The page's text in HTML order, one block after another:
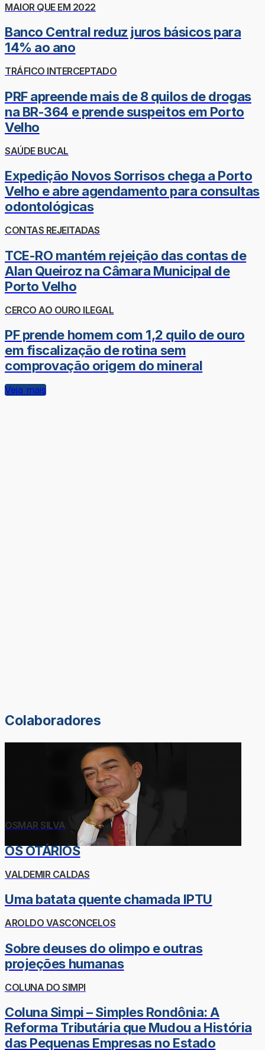
MAIOR QUE EM 2022
Banco Central reduz juros básicos para
14% ao ano
TRÁFICO INTERCEPTADO
PRF apreende mais de 8 quilos de drogas
na BR-364 e prende suspeitos em Porto
Velho
SAÚDE BUCAL
Expedição Novos Sorrisos chega a Porto
Velho e abre agendamento para consultas
odontológicas
CONTAS REJEITADAS
TCE-RO mantém rejeição das contas de
Alan Queiroz na Câmara Municipal de
Porto Velho
CERCO AO OURO ILEGAL
PF prende homem com 1,2 quilo de ouro
em fiscalização de rotina sem
comprovação origem do mineral
Veja mais
Colaboradores
OSMAR SILVA
OS OTÁRIOS
VALDEMIR CALDAS
Uma batata quente chamada IPTU
AROLDO VASCONCELOS
Sobre deuses do olimpo e outras
projeções humanas
COLUNA DO SIMPI
Coluna Simpi – Simples Rondônia: A
Reforma Tributária que Mudou a História
das Pequenas Empresas no Estado